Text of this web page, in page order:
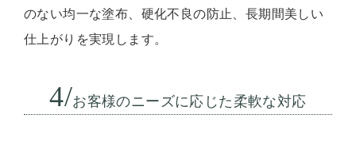
のない均一な塗布、硬化不良の防止、長期間美しい
仕上がりを実現します。
4/お客様のニーズに応じた柔軟な対応